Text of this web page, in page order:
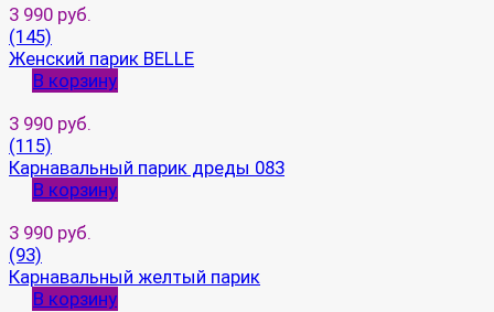
3 990 руб.
(145)
Женский парик BELLE
В корзину
3 990 руб.
(115)
Карнавальный парик дреды 083
В корзину
3 990 руб.
(93)
Карнавальный желтый парик
В корзину